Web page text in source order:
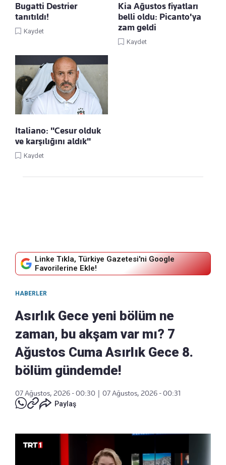
Bugatti Destrier
tanıtıldı!
Kaydet
Kia Ağustos fiyatları
belli oldu: Picanto'ya
zam geldi
Kaydet
Italiano: "Cesur olduk
ve karşılığını aldık"
Kaydet
Linke Tıkla, Türkiye Gazetesi'ni Google
Favorilerine Ekle!
HABERLER
Asırlık Gece yeni bölüm ne
zaman, bu akşam var mı? 7
Ağustos Cuma Asırlık Gece 8.
bölüm gündemde!
07 Ağustos, 2026 - 00:30
07 Ağustos, 2026 - 00:31
Paylaş